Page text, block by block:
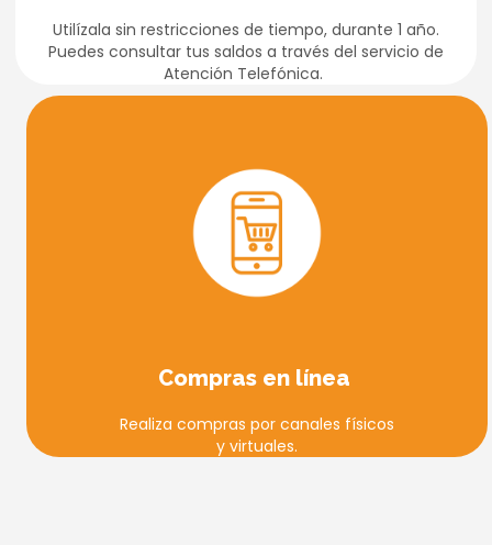
Utilízala sin restricciones de tiempo, durante 1 año.
Puedes consultar tus saldos a través del servicio de
Atención Telefónica.
Compras en línea
Realiza compras por canales físicos
y virtuales.